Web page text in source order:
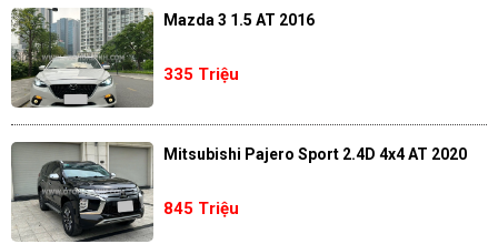
Mazda 3 1.5 AT 2016
335 Triệu
Mitsubishi Pajero Sport 2.4D 4x4 AT 2020
845 Triệu